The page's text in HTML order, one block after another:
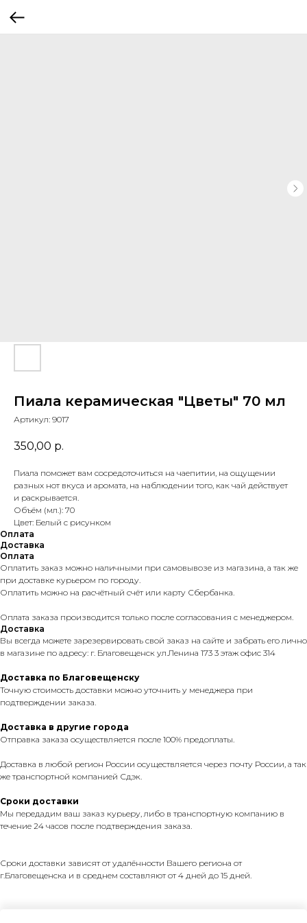
Пиала керамическая "Цветы" 70 мл
Артикул: 9017
350,00 р.
Пиала поможет вам сосредоточиться на чаепитии, на ощущении
разных нот вкуса и аромата, на наблюдении того, как чай действует
и раскрывается.
Объём (мл.): 70
Цвет: Белый с рисунком
Оплата
Доставка
Оплата
Оплатить заказ можно наличными при самовывозе из магазина, а так же
при доставке курьером по городу.
Оплатить можно на расчётный счёт или карту Сбербанка.
Оплата заказа производится только после согласования с менеджером.
Доставка
Вы всегда можете зарезервировать свой заказ на сайте и забрать его лично
в магазине по адресу: г. Благовещенск ул.Ленина 173 3 этаж офис 314
Доставка по Благовещенску
Точную стоимость доставки можно уточнить у менеджера при
подтверждении заказа.
Доставка в другие города
Отправка заказа осуществляется после 100% предоплаты.
Доставка в любой регион России осуществляется через почту России, а так
же транспортной компанией Сдэк.
Сроки доставки
Мы передадим ваш заказ курьеру, либо в транспортную компанию в
течение 24 часов после подтверждения заказа.
Сроки доставки зависят от удалённости Вашего региона от
г.Благовещенска и в среднем составляют от 4 дней до 15 дней.